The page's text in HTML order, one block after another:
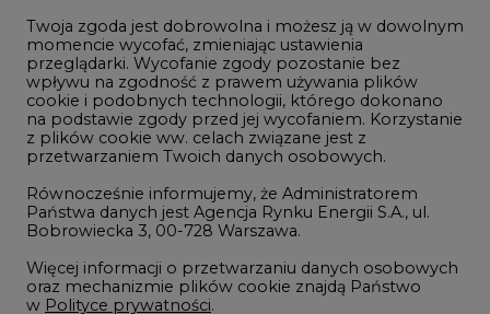
Atom
Fotowoltaika
Offshore wind
Zielone samorządy
Zielona gospodarka
Twoja zgoda jest dobrowolna i możesz ją w dowolnym
momencie wycofać, zmieniając ustawienia
przeglądarki. Wycofanie zgody pozostanie bez
wpływu na zgodność z prawem używania plików
cookie i podobnych technologii, którego dokonano
na podstawie zgody przed jej wycofaniem. Korzystanie
z plików cookie ww. celach związane jest z
przetwarzaniem Twoich danych osobowych.
Równocześnie informujemy, że Administratorem
Państwa danych jest Agencja Rynku Energii S.A., ul.
Bobrowiecka 3, 00-728 Warszawa.
Więcej informacji o przetwarzaniu danych osobowych
oraz mechanizmie plików cookie znajdą Państwo
w Polityce prywatności.